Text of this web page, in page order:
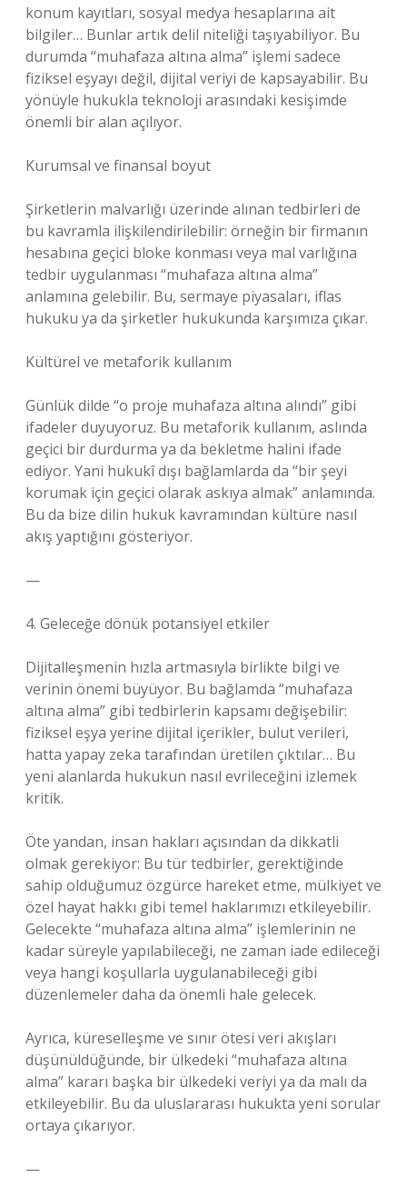
konum kayıtları, sosyal medya hesaplarına ait
bilgiler… Bunlar artık delil niteliği taşıyabiliyor. Bu
durumda “muhafaza altına alma” işlemi sadece
fiziksel eşyayı değil, dijital veriyi de kapsayabilir. Bu
yönüyle hukukla teknoloji arasındaki kesişimde
önemli bir alan açılıyor.
Kurumsal ve finansal boyut
Şirketlerin malvarlığı üzerinde alınan tedbirleri de
bu kavramla ilişkilendirilebilir: örneğin bir firmanın
hesabına geçici bloke konması veya mal varlığına
tedbir uygulanması “muhafaza altına alma”
anlamına gelebilir. Bu, sermaye piyasaları, iflas
hukuku ya da şirketler hukukunda karşımıza çıkar.
Kültürel ve metaforik kullanım
Günlük dilde “o proje muhafaza altına alındı” gibi
ifadeler duyuyoruz. Bu metaforik kullanım, aslında
geçici bir durdurma ya da bekletme halini ifade
ediyor. Yani hukukî dışı bağlamlarda da “bir şeyi
korumak için geçici olarak askıya almak” anlamında.
Bu da bize dilin hukuk kavramından kültüre nasıl
akış yaptığını gösteriyor.
—
4. Geleceğe dönük potansiyel etkiler
Dijitalleşmenin hızla artmasıyla birlikte bilgi ve
verinin önemi büyüyor. Bu bağlamda “muhafaza
altına alma” gibi tedbirlerin kapsamı değişebilir:
fiziksel eşya yerine dijital içerikler, bulut verileri,
hatta yapay zeka tarafından üretilen çıktılar… Bu
yeni alanlarda hukukun nasıl evrileceğini izlemek
kritik.
Öte yandan, insan hakları açısından da dikkatli
olmak gerekiyor: Bu tür tedbirler, gerektiğinde
sahip olduğumuz özgürce hareket etme, mülkiyet ve
özel hayat hakkı gibi temel haklarımızı etkileyebilir.
Gelecekte “muhafaza altına alma” işlemlerinin ne
kadar süreyle yapılabileceği, ne zaman iade edileceği
veya hangi koşullarla uygulanabileceği gibi
düzenlemeler daha da önemli hale gelecek.
Ayrıca, küreselleşme ve sınır ötesi veri akışları
düşünüldüğünde, bir ülkedeki “muhafaza altına
alma” kararı başka bir ülkedeki veriyi ya da malı da
etkileyebilir. Bu da uluslararası hukukta yeni sorular
ortaya çıkarıyor.
—